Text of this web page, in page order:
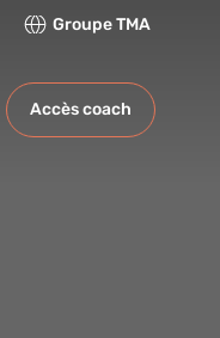
Groupe TMA
Accès coach